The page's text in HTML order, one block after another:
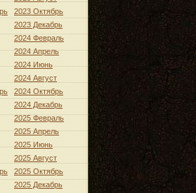
2023 Октябрь
2023 Декабрь
2024 Февраль
2024 Апрель
2024 Июнь
2024 Август
2024 Октябрь
2024 Декабрь
2025 Февраль
2025 Апрель
2025 Июнь
2025 Август
2025 Октябрь
2025 Декабрь